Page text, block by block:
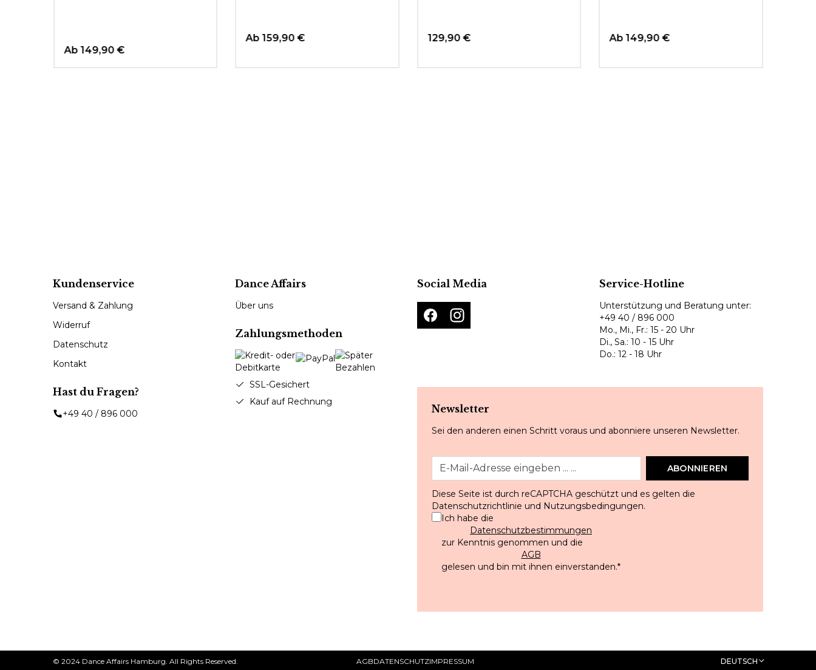
Ab149,90 €
Ab159,90 € 129,90 € Ab149,90 €
Kundenservice
Versand & Zahlung
Widerruf
Datenschutz
Kontakt
Hast du Fragen?
+49 40 / 896 000
Dance Affairs
Über uns
Zahlungsmethoden
SSL-Gesichert
Kauf auf Rechnung
Social Media Service-Hotline
Unterstützung und Beratung unter:
+49 40 / 896 000
Mo., Mi., Fr.: 15 - 20 Uhr
Di., Sa.: 10 - 15 Uhr
Do.: 12 - 18 Uhr
Newsletter
Sei den anderen einen Schritt voraus und abonniere unseren Newsletter.
ABONNIEREN
Diese Seite ist durch reCAPTCHA geschützt und es gelten die
Datenschutzrichtlinie und Nutzungsbedingungen.
Ich habe die
Datenschutzbestimmungen
zur Kenntnis genommen und die
AGB
gelesen und bin mit ihnen einverstanden.*
© 2024 Dance Affairs Hamburg. All Rights Reserved. AGBDATENSCHUTZIMPRESSUM DEUTSCH